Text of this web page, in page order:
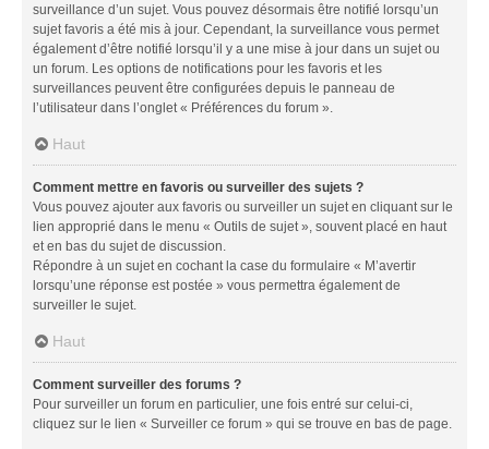
surveillance d’un sujet. Vous pouvez désormais être notifié lorsqu’un
sujet favoris a été mis à jour. Cependant, la surveillance vous permet
également d’être notifié lorsqu’il y a une mise à jour dans un sujet ou
un forum. Les options de notifications pour les favoris et les
surveillances peuvent être configurées depuis le panneau de
l’utilisateur dans l’onglet « Préférences du forum ».
Haut
Comment mettre en favoris ou surveiller des sujets ?
Vous pouvez ajouter aux favoris ou surveiller un sujet en cliquant sur le
lien approprié dans le menu « Outils de sujet », souvent placé en haut
et en bas du sujet de discussion.
Répondre à un sujet en cochant la case du formulaire « M’avertir
lorsqu’une réponse est postée » vous permettra également de
surveiller le sujet.
Haut
Comment surveiller des forums ?
Pour surveiller un forum en particulier, une fois entré sur celui-ci,
cliquez sur le lien « Surveiller ce forum » qui se trouve en bas de page.